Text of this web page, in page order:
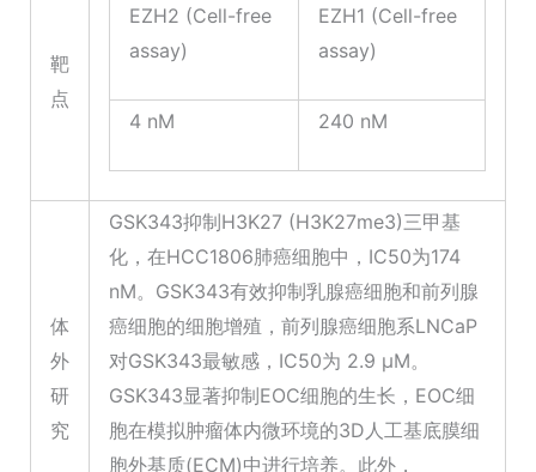
靶
点
EZH2 (Cell-free
assay)
EZH1 (Cell-free
assay)
4 nM 240 nM
体
外
研
究
GSK343抑制H3K27 (H3K27me3)三甲基
化，在HCC1806肺癌细胞中，IC50为174
nM。GSK343有效抑制乳腺癌细胞和前列腺
癌细胞的细胞增殖，前列腺癌细胞系LNCaP
对GSK343最敏感，IC50为 2.9 μM。
GSK343显著抑制EOC细胞的生长，EOC细
胞在模拟肿瘤体内微环境的3D人工基底膜细
胞外基质(ECM)中进行培养。此外，